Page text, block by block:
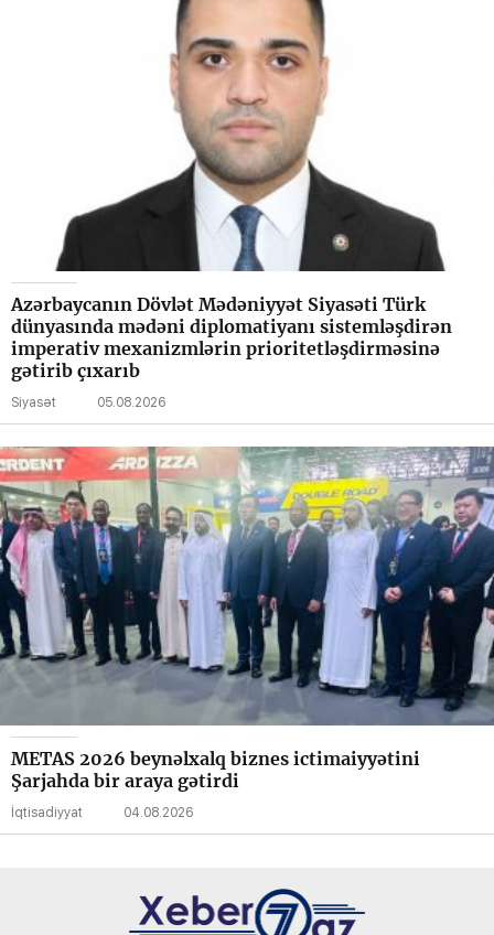
Azərbaycanın Dövlət Mədəniyyət Siyasəti Türk
dünyasında mədəni diplomatiyanı sistemləşdirən
imperativ mexanizmlərin prioritetləşdirməsinə
gətirib çıxarıb
Siyasət 05.08.2026
METAS 2026 beynəlxalq biznes ictimaiyyətini
Şarjahda bir araya gətirdi
İqtisadiyyat 04.08.2026